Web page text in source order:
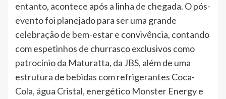
entanto, acontece após a linha de chegada. O pós-
evento foi planejado para ser uma grande
celebração de bem-estar e convivência, contando
com espetinhos de churrasco exclusivos como
patrocínio da Maturatta, da JBS, além de uma
estrutura de bebidas com refrigerantes Coca-
Cola, água Cristal, energético Monster Energy e